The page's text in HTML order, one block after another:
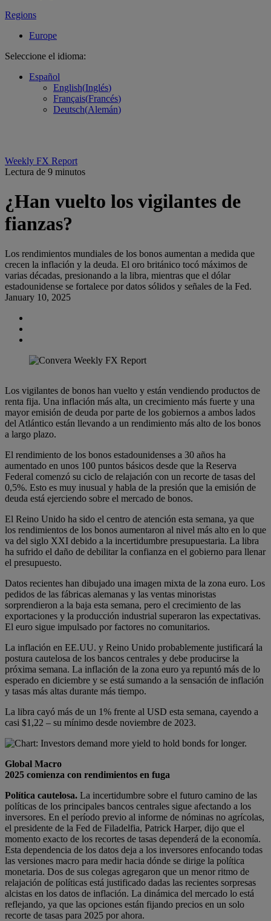
Regions
Europe
Seleccione el idioma:
Español
English(Inglés)
Français(Francés)
Deutsch(Alemán)
Weekly FX Report
Lectura de 9 minutos
¿Han vuelto los vigilantes de
fianzas?
Los rendimientos mundiales de los bonos aumentan a medida que
crecen la inflación y la deuda. El oro británico tocó máximos de
varias décadas, presionando a la libra, mientras que el dólar
estadounidense se fortalece por datos sólidos y señales de la Fed.
January 10, 2025
Los vigilantes de bonos han vuelto y están vendiendo productos de
renta fija. Una inflación más alta, un crecimiento más fuerte y una
mayor emisión de deuda por parte de los gobiernos a ambos lados
del Atlántico están llevando a un rendimiento más alto de los bonos
a largo plazo.
El rendimiento de los bonos estadounidenses a 30 años ha
aumentado en unos 100 puntos básicos desde que la Reserva
Federal comenzó su ciclo de relajación con un recorte de tasas del
0,5%. Esto es muy inusual y habla de la presión que la emisión de
deuda está ejerciendo sobre el mercado de bonos.
El Reino Unido ha sido el centro de atención esta semana, ya que
los rendimientos de los bonos aumentaron al nivel más alto en lo que
va del siglo XXI debido a la incertidumbre presupuestaria. La libra
ha sufrido el daño de debilitar la confianza en el gobierno para llenar
el presupuesto.
Datos recientes han dibujado una imagen mixta de la zona euro. Los
pedidos de las fábricas alemanas y las ventas minoristas
sorprendieron a la baja esta semana, pero el crecimiento de las
exportaciones y la producción industrial superaron las expectativas.
El euro sigue impulsado por factores no comunitarios.
La inflación en EE.UU. y Reino Unido probablemente justificará la
postura cautelosa de los bancos centrales y debe producirse la
próxima semana. La inflación de la zona euro ya repuntó más de lo
esperado en diciembre y se está sumando a la sensación de inflación
y tasas más altas durante más tiempo.
La libra cayó más de un 1% frente al USD esta semana, cayendo a
casi $1,22 – su mínimo desde noviembre de 2023.
Global Macro
2025 comienza con rendimientos en fuga
Política cautelosa. La incertidumbre sobre el futuro camino de las
políticas de los principales bancos centrales sigue afectando a los
inversores. En el período previo al informe de nóminas no agrícolas,
el presidente de la Fed de Filadelfia, Patrick Harper, dijo que el
momento exacto de los recortes de tasas dependerá de la economía.
Esta dependencia de los datos deja a los inversores enfocando todas
las versiones macro para medir hacia dónde se dirige la política
monetaria. Dos de sus colegas agregaron que un menor ritmo de
relajación de políticas está justificado dadas las recientes sorpresas
alcistas en los datos de inflación. La dinámica del mercado lo está
reflejando, ya que las opciones están fijando precios en un solo
recorte de tasas para 2025 por ahora.